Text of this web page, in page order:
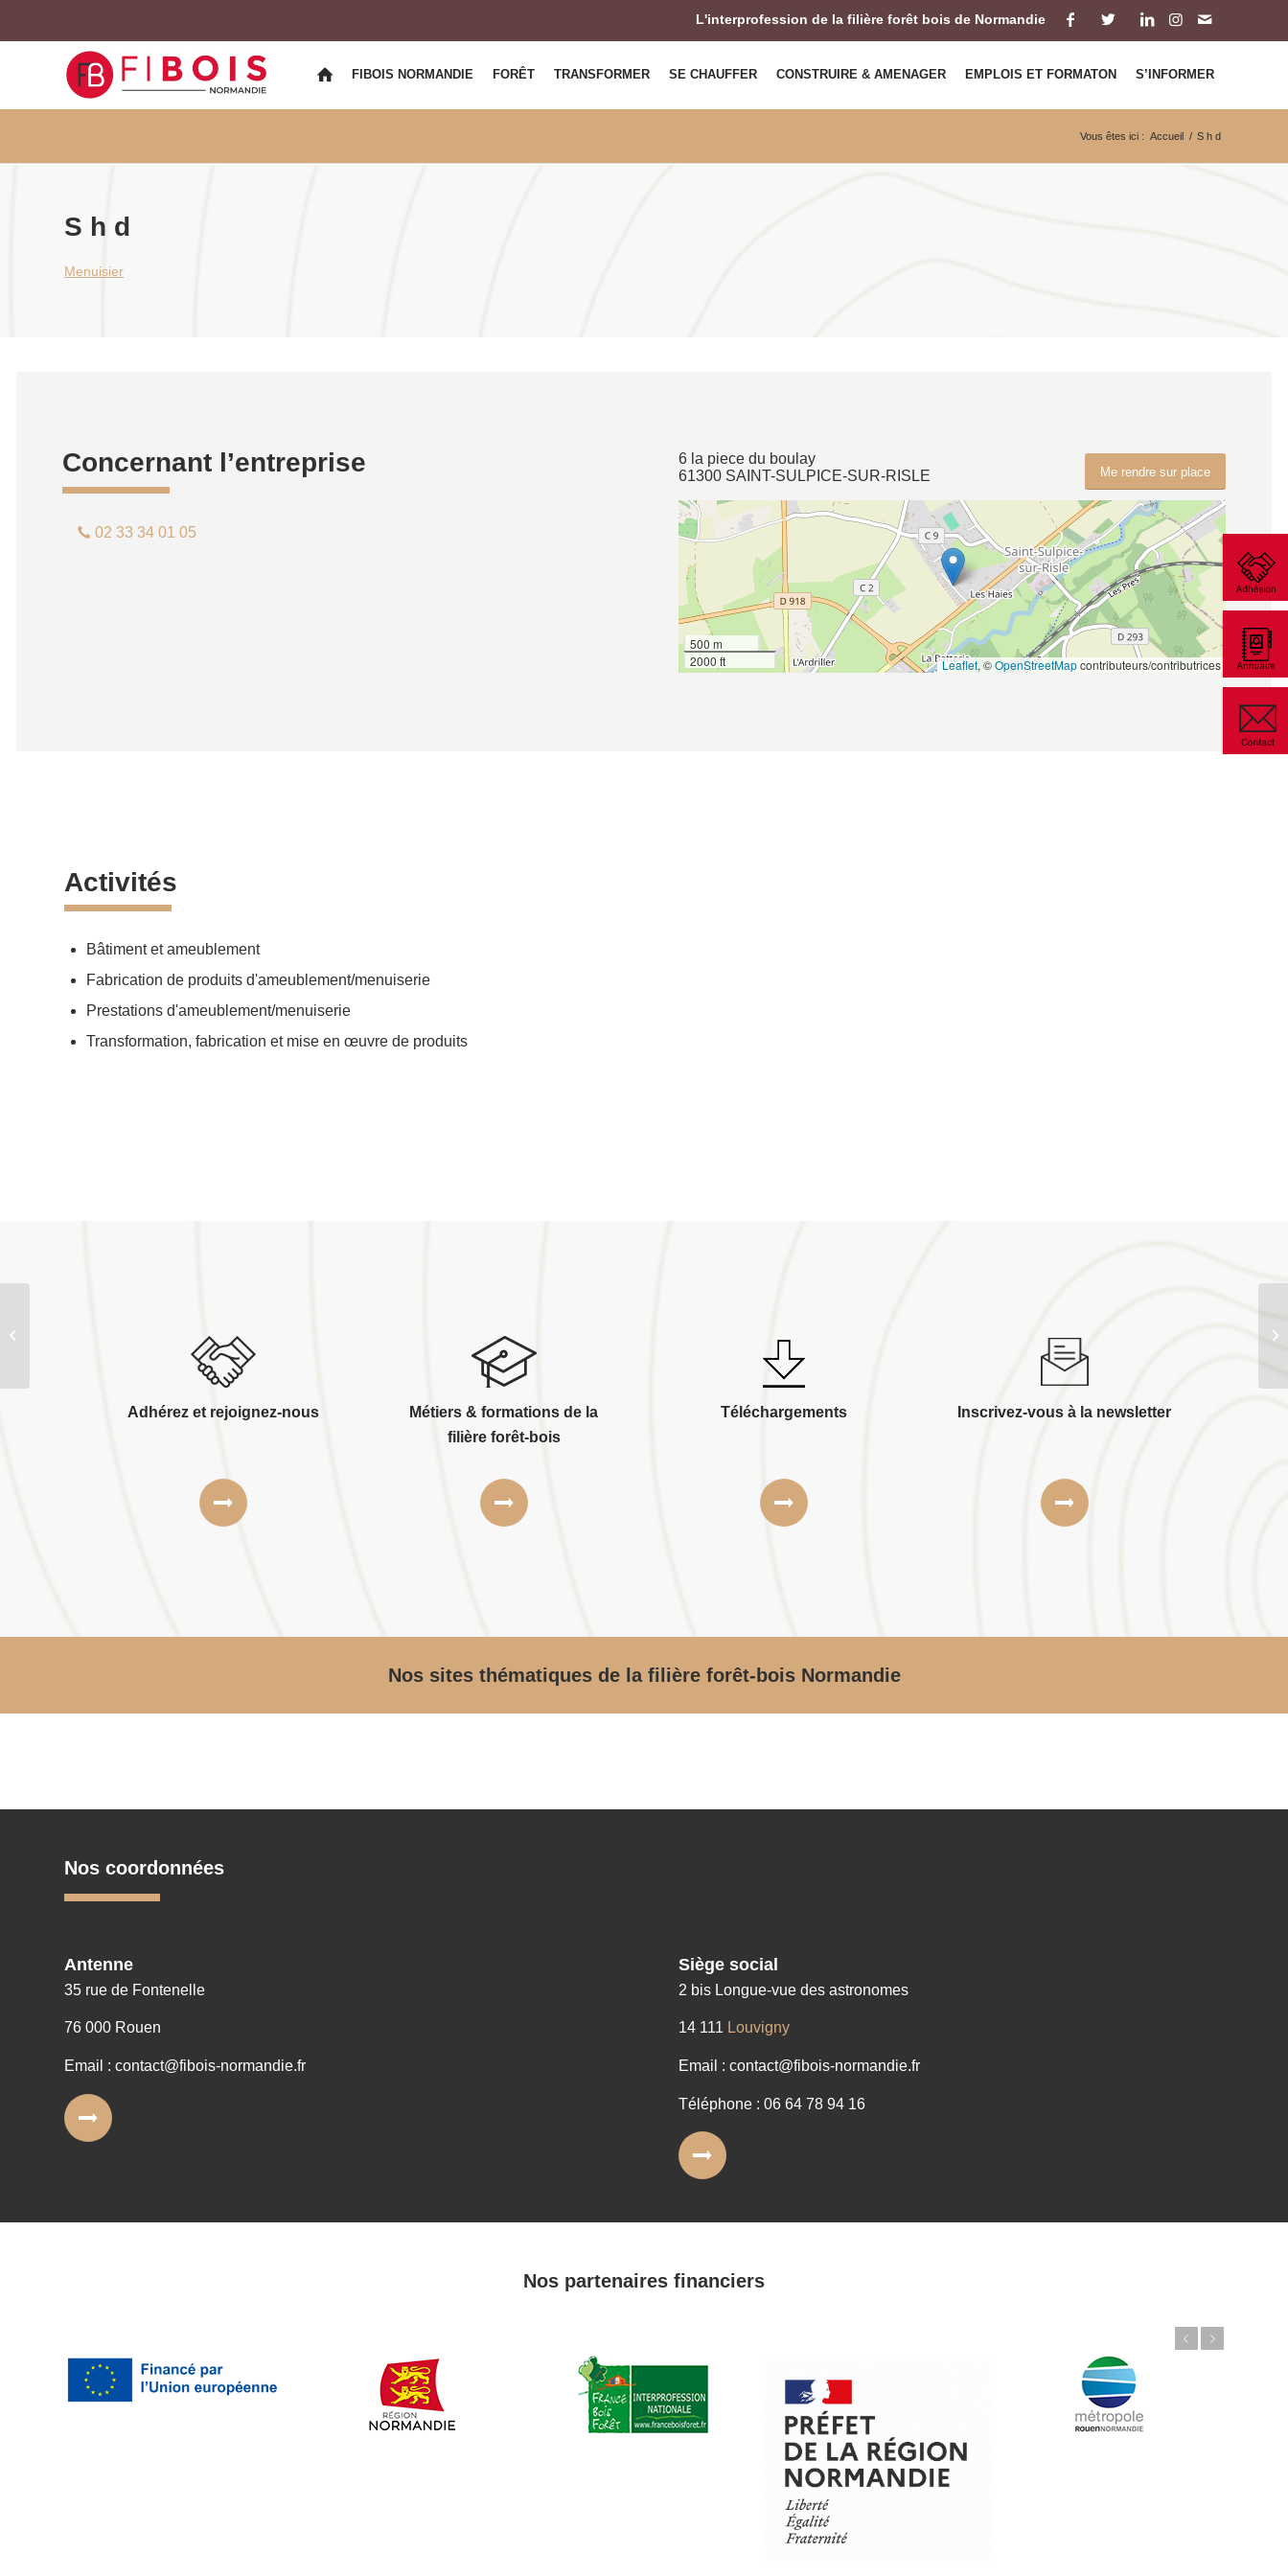
L'interprofession de la filière forêt bois de Normandie
FIBOIS NORMANDIE FORÊT TRANSFORMER SE CHAUFFER CONSTRUIRE & AMENAGER EMPLOIS ET FORMATON S’INFORMER
Vous êtes ici : Accueil / S h d
S h d
Menuisier
Concernant l’entreprise
02 33 34 01 05
Me rendre sur place
6 la piece du boulay
61300 SAINT-SULPICE-SUR-RISLE
500 m
2000 ft
Leaflet, ©OpenStreetMapcontributeurs/contributrices
Activités
Bâtiment et ameublement
Fabrication de produits d'ameublement/menuiserie
Prestations d'ameublement/menuiserie
Transformation, fabrication et mise en œuvre de produits
Adhérez et rejoignez-nous
Métiers & formations de la
filière forêt-bois
Téléchargements Inscrivez-vous à la newsletter
Nos sites thématiques de la filière forêt-bois Normandie
Nos coordonnées
Antenne
35 rue de Fontenelle
76 000 Rouen
Email : contact@fibois-normandie.fr
Siège social
2 bis Longue-vue des astronomes
14 111 Louvigny
Email : contact@fibois-normandie.fr
Téléphone : 06 64 78 94 16
Nos partenaires financiers